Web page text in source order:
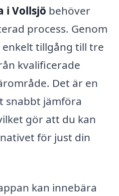
i Vollsjö behöver
process. Genom
tillgång till tre
kvalificerade
Det är en
snabbt jämföra
gör att du kan
för just din
kan innebära